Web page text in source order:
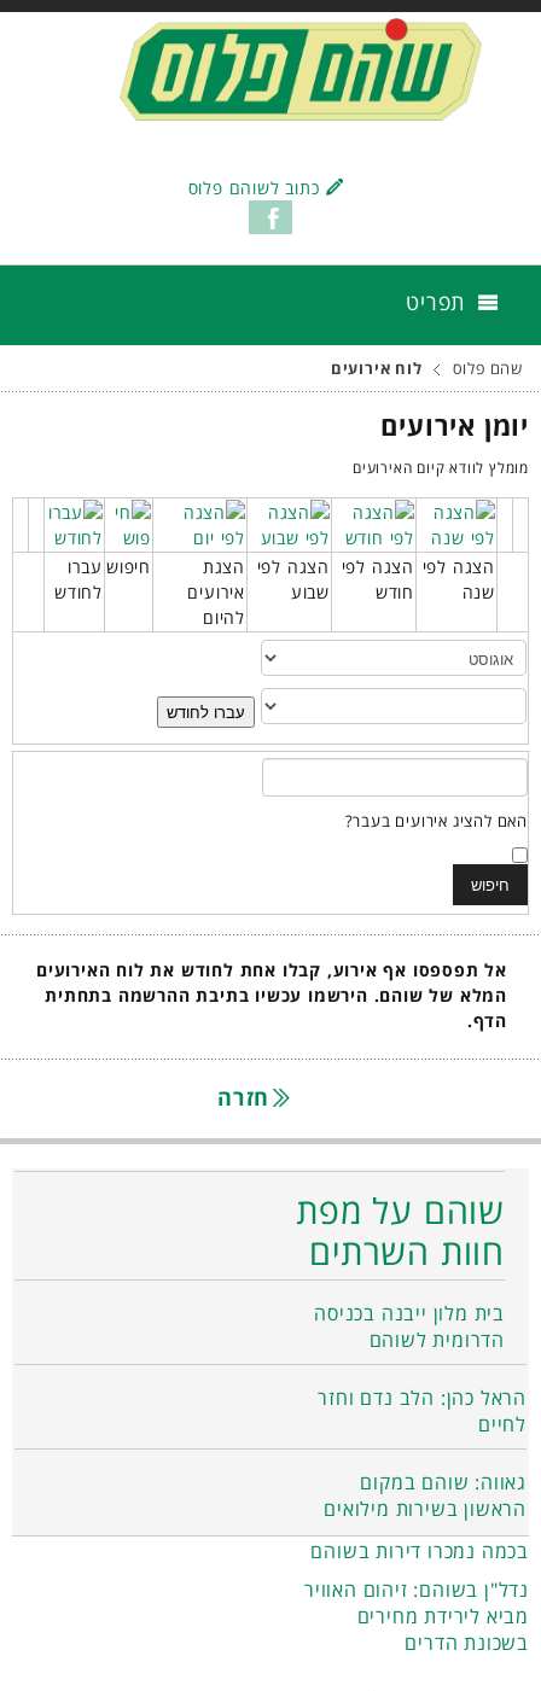
כתוב לשוהם פלוס
תפריט
שהם פלוס לוח אירועים
יומן אירועים
מומלץ לוודא קיום האירועים
הצגה לפי
שנה
הצגה לפי
חודש
הצגה לפי
שבוע
הצגת
אירועים
להיום
חיפוש עברו
לחודש
עברו לחודש
האם להציג אירועים בעבר?
אל תפספסו אף אירוע, קבלו אחת לחודש את לוח האירועים
המלא של שוהם. הירשמו עכשיו בתיבת ההרשמה בתחתית
הדף.
חזרה
שוהם על מפת
חוות השרתים
בית מלון ייבנה בכניסה
הדרומית לשוהם
הראל כהן: הלב נדם וחזר
לחיים
גאווה: שוהם במקום
הראשון בשירות מילואים
בכמה נמכרו דירות בשוהם
נדל"ן בשוהם: זיהום האוויר
מביא לירידת מחירים
בשכונת הדרים